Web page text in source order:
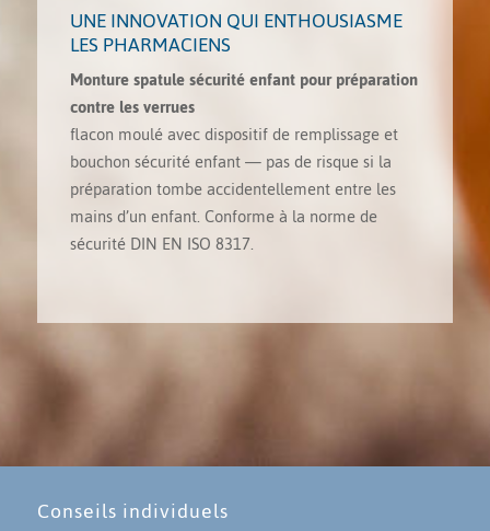
UNE INNOVATION QUI ENTHOUSIASME
LES PHARMACIENS
Monture spatule sécurité enfant pour préparation
contre les verrues
flacon moulé avec dispositif de remplissage et
bouchon sécurité enfant — pas de risque si la
préparation tombe accidentellement entre les
mains d’un enfant. Conforme à la norme de
sécurité DIN EN ISO 8317.
Conseils individuels